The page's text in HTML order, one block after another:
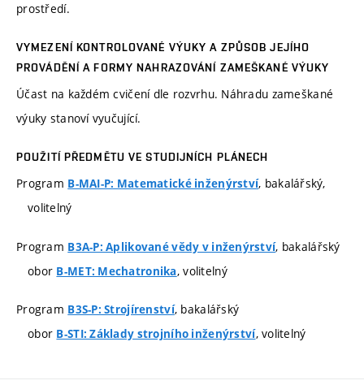
prostředí.
VYMEZENÍ KONTROLOVANÉ VÝUKY A ZPŮSOB JEJÍHO
PROVÁDĚNÍ A FORMY NAHRAZOVÁNÍ ZAMEŠKANÉ VÝUKY
Účast na každém cvičení dle rozvrhu. Náhradu zameškané
výuky stanoví vyučující.
POUŽITÍ PŘEDMĚTU VE STUDIJNÍCH PLÁNECH
Program B-MAI-P: Matematické inženýrství, bakalářský,
volitelný
Program B3A-P: Aplikované vědy v inženýrství, bakalářský
obor B-MET: Mechatronika, volitelný
Program B3S-P: Strojírenství, bakalářský
obor B-STI: Základy strojního inženýrství, volitelný